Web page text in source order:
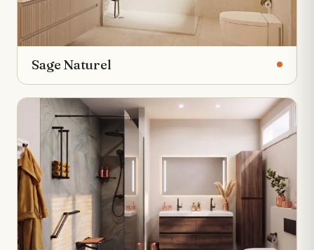
Sage Naturel